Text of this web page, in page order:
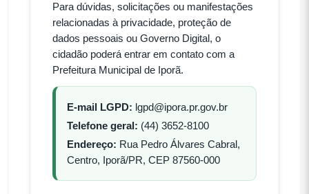
Para dúvidas, solicitações ou manifestações
relacionadas à privacidade, proteção de
dados pessoais ou Governo Digital, o
cidadão poderá entrar em contato com a
Prefeitura Municipal de Iporã.
E-mail LGPD: lgpd@ipora.pr.gov.br
Telefone geral: (44) 3652-8100
Endereço: Rua Pedro Álvares Cabral,
Centro, Iporã/PR, CEP 87560-000